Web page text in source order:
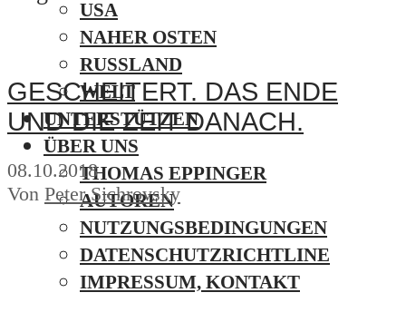
USA
NAHER OSTEN
RUSSLAND
WELT
UNTERSTÜTZEN
ÜBER UNS
THOMAS EPPINGER
AUTOREN
NUTZUNGSBEDINGUNGEN
DATENSCHUTZRICHTLINE
IMPRESSUM, KONTAKT
GESCHEITERT. DAS ENDE
UND DIE ZEIT DANACH.
08.10.2018
Von Peter Sichrovsky